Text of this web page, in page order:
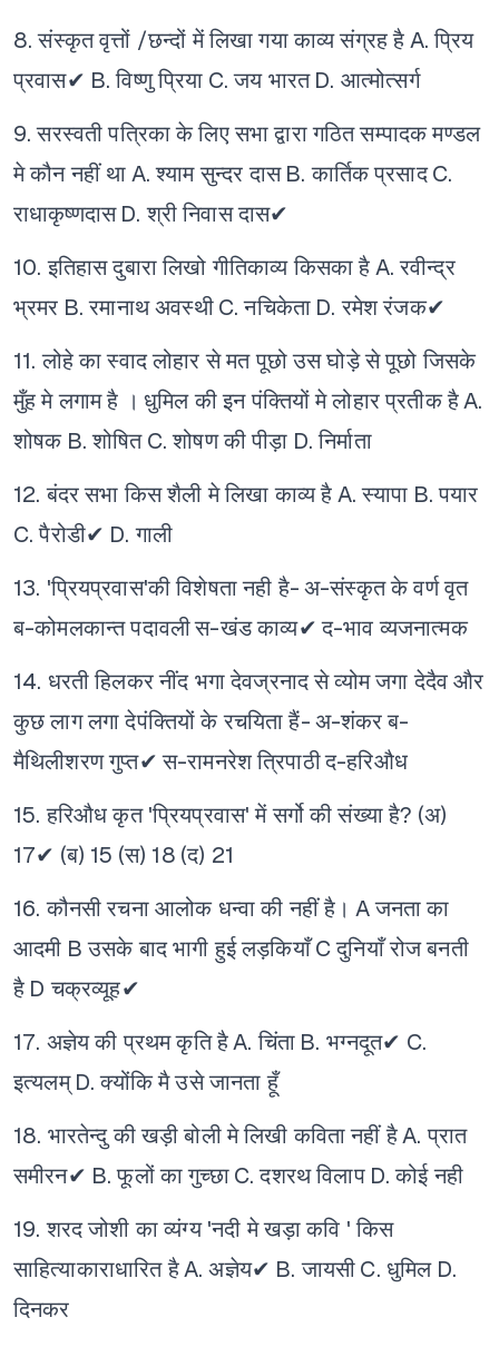
8. संस्कृत वृत्तों /छन्दों में लिखा गया काव्य संग्रह है A. प्रिय
प्रवास✔ B. विष्णु प्रिया C. जय भारत D. आत्मोत्सर्ग
9. सरस्वती पत्रिका के लिए सभा द्वारा गठित सम्पादक मण्डल
मे कौन नहीं था A. श्याम सुन्दर दास B. कार्तिक प्रसाद C.
राधाकृष्णदास D. श्री निवास दास✔
10. इतिहास दुबारा लिखो गीतिकाव्य किसका है A. रवीन्द्र
भ्रमर B. रमानाथ अवस्थी C. नचिकेता D. रमेश रंजक✔
11. लोहे का स्वाद लोहार से मत पूछो उस घोड़े से पूछो जिसके
मुँह मे लगाम है । धुमिल की इन पंक्तियों मे लोहार प्रतीक है A.
शोषक B. शोषित C. शोषण की पीड़ा D. निर्माता
12. बंदर सभा किस शैली मे लिखा काव्य है A. स्यापा B. पयार
C. पैरोडी✔ D. गाली
13. 'प्रियप्रवास'की विशेषता नही है- अ-संस्कृत के वर्ण वृत
ब-कोमलकान्त पदावलीस-खंड काव्य✔ द-भाव व्यजनात्मक
14. धरती हिलकर नींद भगा देवज्रनाद से व्योम जगा देदैव और
कुछ लाग लगा देपंक्तियों के रचयिता हैं- अ-शंकर ब-
मैथिलीशरण गुप्त✔ स-रामनरेश त्रिपाठीद-हरिऔध
15. हरिऔध कृत 'प्रियप्रवास' में सर्गो की संख्या है? (अ)
17✔ (ब) 15 (स) 18 (द) 21
16. कौनसी रचना आलोक धन्वा की नहीं है। A जनता का
आदमी B उसके बाद भागी हुई लड़कियाँ C दुनियाँ रोज बनती
है D चक्रव्यूह✔
17. अज्ञेय की प्रथम कृति है A. चिंता B. भग्नदूत✔ C.
इत्यलम् D. क्योंकि मै उसे जानता हूँ
18. भारतेन्दु की खड़ी बोली मे लिखी कविता नहीं है A. प्रात
समीरन✔ B. फूलों का गुच्छा C. दशरथ विलाप D. कोई नही
19. शरद जोशी का व्यंग्य 'नदी मे खड़ा कवि ' किस
साहित्याकाराधारित है A. अज्ञेय✔ B. जायसी C. धुमिल D.
दिनकर